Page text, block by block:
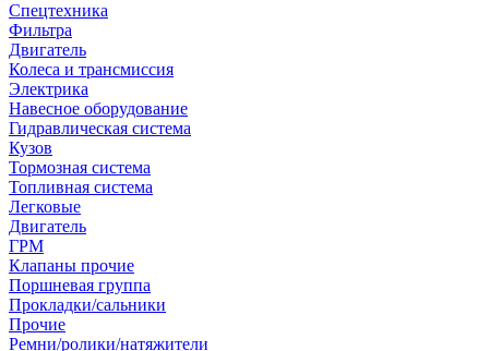
Спецтехника
Фильтра
Двигатель
Колеса и трансмиссия
Электрика
Навесное оборудование
Гидравлическая система
Кузов
Тормозная система
Топливная система
Легковые
Двигатель
ГРМ
Клапаны прочие
Поршневая группа
Прокладки/сальники
Прочие
Ремни/ролики/натяжители